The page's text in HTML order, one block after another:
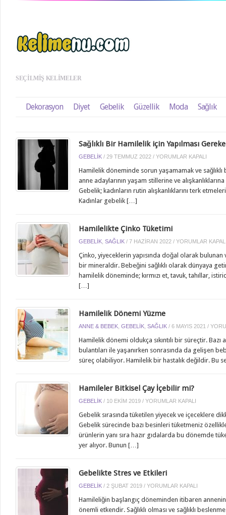
SEÇILMIŞ KELIMELER
Dekorasyon Diyet Gebelik Güzellik Moda Sağlık
Sağlıklı Bir Hamilelik için Yapılması
GEBELIK / 29 TEMMUZ 2022 / SAĞLIKLI
HAMILELIK
YAPILMASI
YORUMLAR KAPALI
Hamilelik döneminde sorun yaşamamak ve
anne adaylarının yaşam stillerine ve
Gebelik; kadınların rutin alışkanlıklarını terk
Kadınlar gebelik […]
Hamilelikte Çinko Tüketimi
GEBELIK SAĞLIK / 7 HAZIRAN 2022 / HAMILELIKTE
YORUMLAR
Çinko, yiyeceklerin yapısında doğal olarak bulunan
bir mineraldir. Bebeğini sağlıklı olarak dünyaya
hamilelik döneminde; kırmızı et, tavuk, tahıllar,
[…]
Hamilelik Dönemi Yüzme
ANNE & BEBEK GEBELIK SAĞLIK / 6 MAYIS 2021 /
Hamilelik dönemi oldukça sıkıntılı bir süreçtir. Bazı
bulantıları ile yaşanırken sonrasında da gelişen
süreç olabiliyor. Hamilelik bir hastalık değildir. Bu
Hamileler Bitkisel Çay İçebilir mi?
GEBELIK / 10 EKIM 2019 / HAMILELER
MI?
YORUMLAR KAPALI
Gebelik sırasında tüketilen yiyecek ve içeceklere
Gebelik sürecinde bazı besinleri tüketmeniz
ürünlerin yanı sıra hazır gıdalarda bu dönemde
yer alıyor. Bunun […]
Gebelikte Stres ve Etkileri
GEBELIK / 2 ŞUBAT 2019 / GEBELIKTE
YORUMLAR KAPALI
Hamileliğin başlangıç döneminden itibaren
önemli etkendir. Sağlıklı olması ve sağlıklı